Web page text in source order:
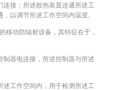
连接；所述散热装置连通所述工
以调节所述工作空间内温度。
移动防辐射设备，其特征在于，
制器电连接，所述控制器与所述
述工作空间内，用于检测所述工